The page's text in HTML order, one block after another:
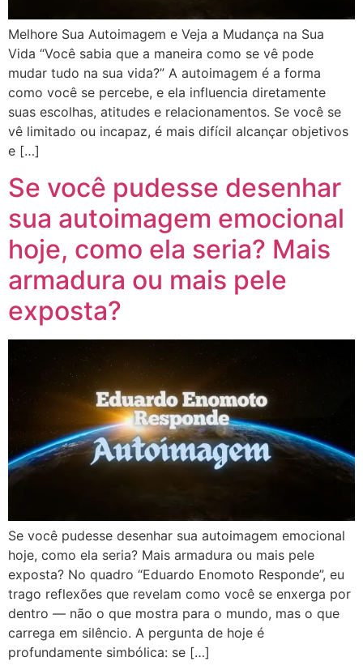
Melhore Sua Autoimagem e Veja a Mudança na Sua
Vida “Você sabia que a maneira como se vê pode
mudar tudo na sua vida?” A autoimagem é a forma
como você se percebe, e ela influencia diretamente
suas escolhas, atitudes e relacionamentos. Se você se
vê limitado ou incapaz, é mais difícil alcançar objetivos
e […]
Se você pudesse desenhar
sua autoimagem emocional
hoje, como ela seria? Mais
armadura ou mais pele
exposta?
Se você pudesse desenhar sua autoimagem emocional
hoje, como ela seria? Mais armadura ou mais pele
exposta? No quadro “Eduardo Enomoto Responde”, eu
trago reflexões que revelam como você se enxerga por
dentro — não o que mostra para o mundo, mas o que
carrega em silêncio. A pergunta de hoje é
profundamente simbólica: se […]